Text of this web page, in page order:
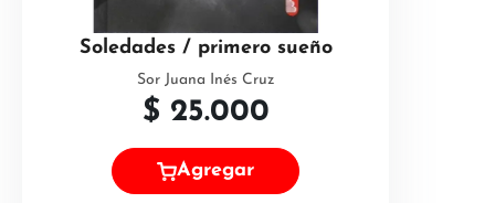
Soledades / primero sueño
Sor Juana Inés Cruz
$ 25.000
Agregar